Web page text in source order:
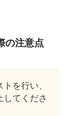
の注意点
を行い、
してくださ